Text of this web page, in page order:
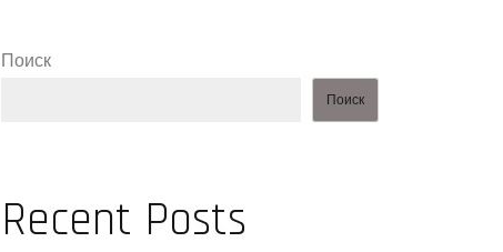
Поиск
Поиск
Recent Posts